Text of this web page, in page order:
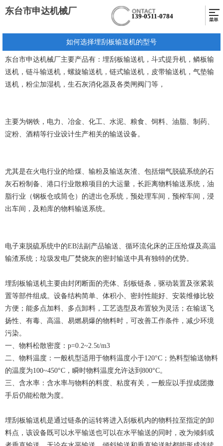
东台市申达机械厂
139-0511-0784
如何选择埋刮板输送机的型号
东台市申达机械厂主要产品有：埋刮板输送机，斗式提升机，鳞板输
送机，链斗输送机，螺旋输送机，链式输送机，皮带输送机，气垫输
送机，粉尘加湿机，生石灰消化器及各类闸阀门等，
主要为钢铁，电力、冶金、化工、水泥、粮食、饲料、油脂、制药、
淀粉、酒精等行业设计生产相关的输送设备。
尤其是在火电行业的给煤、输粉及输送灰渣、包括烟气脱硫系统的石
灰石粉制备、港口行业散粮项目的大运量，长距离物料输送系统，油
脂行业（钢板仓或筒仓）的进出仓系统，预处理车间，预榨车间，浸
出车间，及粕库的物料输送系统。
电子束脱硫系统中的EB法副产品输送、循环流化床的正压给煤及高温
输渣系统；垃圾发电厂焚烧灰的密封输送中具有独特的优势。
埋刮板输送机主要由封闭断面的壳体、刮板链条，驱动装置及张紧装
置等部件组成。设备结构简单、体积小、密封性能好、安装维修比较
方便；能多点加料、多点卸料，工艺选型及布置较为灵活；在输送飞
扬性、有毒、高温、易燃易爆的物料时，可改善工作条件，减少环境
污染。
一、物料松散密度：p=0.2~2.5t/m3
二、物料温度：一般机型适用于物料温度小于120°C；热料型输送物料
的温度为100~450°C，瞬时物料温度允许达到800°C。
三、含水率：含水率与物料的料度、粘度有关，一般应以手捏成团撒
手后仍能松散为度。
埋刮板输送机是通过链条的运转将进入刮板机内的物料拉至指定的卸
料点，该设备既可以水平输送也可以在水平输送的同时，改为倾斜或